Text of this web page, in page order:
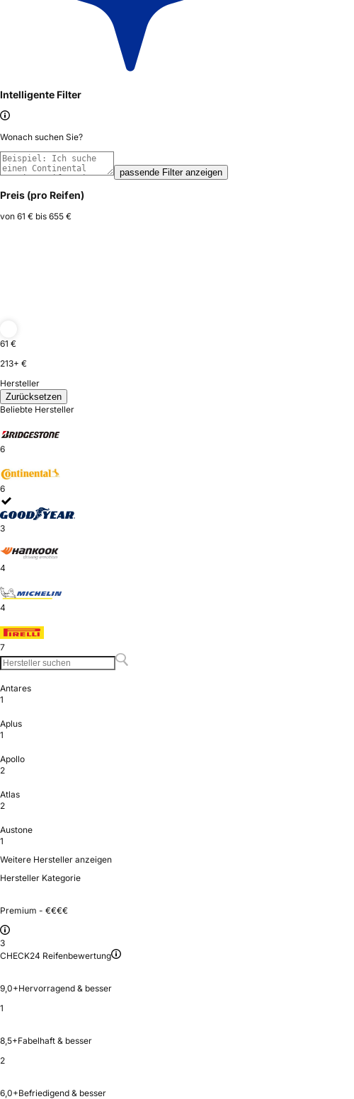
Intelligente Filter
Wonach suchen Sie?
passende Filter anzeigen
Preis (pro Reifen)
von 61 € bis 655 €
61 €
213+ €
Hersteller
Zurücksetzen
Beliebte Hersteller
6
6
3
4
4
7
Antares
1
Aplus
1
Apollo
2
Atlas
2
Austone
1
Weitere Hersteller anzeigen
Hersteller Kategorie
Premium - €€€€
3
CHECK24 Reifenbewertung
9,0+Hervorragend & besser
1
8,5+Fabelhaft & besser
2
6,0+Befriedigend & besser